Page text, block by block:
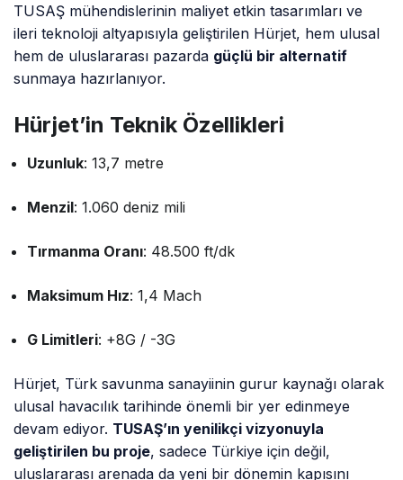
TUSAŞ mühendislerinin maliyet etkin tasarımları ve
ileri teknoloji altyapısıyla geliştirilen Hürjet, hem ulusal
hem de uluslararası pazarda güçlü bir alternatif
sunmaya hazırlanıyor.
Hürjet’in Teknik Özellikleri
Uzunluk: 13,7 metre
Menzil: 1.060 deniz mili
Tırmanma Oranı: 48.500 ft/dk
Maksimum Hız: 1,4 Mach
G Limitleri: +8G / -3G
Hürjet, Türk savunma sanayiinin gurur kaynağı olarak
ulusal havacılık tarihinde önemli bir yer edinmeye
devam ediyor. TUSAŞ’ın yenilikçi vizyonuyla
geliştirilen bu proje, sadece Türkiye için değil,
uluslararası arenada da yeni bir dönemin kapısını